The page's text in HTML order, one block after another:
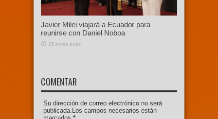
Javier Milei viajará a Ecuador para
reunirse con Daniel Noboa
15 horas atras
COMENTAR
Su dirección de correo electrónico no será
publicada.Los campos necesarios están